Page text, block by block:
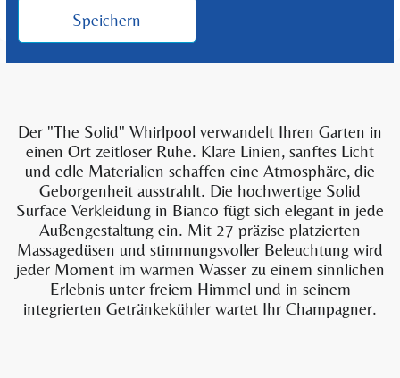
Speichern
Paolo Feralli The Solid
Der "The Solid" Whirlpool verwandelt Ihren Garten in
einen Ort zeitloser Ruhe. Klare Linien, sanftes Licht
und edle Materialien schaffen eine Atmosphäre, die
Geborgenheit ausstrahlt. Die hochwertige Solid
Surface Verkleidung in Bianco fügt sich elegant in jede
Außengestaltung ein. Mit 27 präzise platzierten
Massagedüsen und stimmungsvoller Beleuchtung wird
jeder Moment im warmen Wasser zu einem sinnlichen
Erlebnis unter freiem Himmel und in seinem
integrierten Getränkekühler wartet Ihr Champagner.